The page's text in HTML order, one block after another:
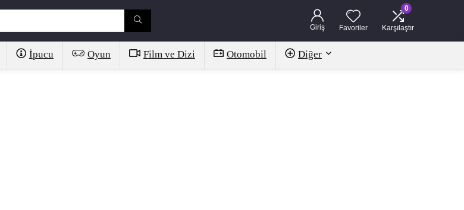
Giriş Favoriler
0
Karşılaştır
İpucu Oyun Film ve Dizi Otomobil Diğer